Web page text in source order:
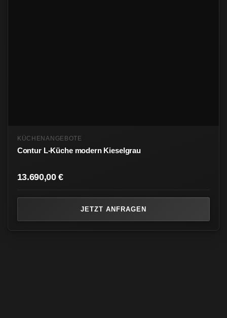
KÜCHENANGEBOTE
Contur L-Küche modern Kieselgrau
13.690,00€
JETZT ANFRAGEN